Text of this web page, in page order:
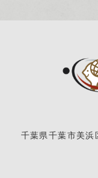
千葉県千葉市美